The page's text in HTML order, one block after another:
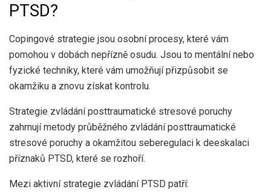
PTSD?
Copingové strategie jsou osobní procesy, které vám
pomohou v dobách nepřízně osudu. Jsou to mentální nebo
fyzické techniky, které vám umožňují přizpůsobit se
okamžiku a znovu získat kontrolu.
Strategie zvládání posttraumatické stresové poruchy
zahrnují metody průběžného zvládání posttraumatické
stresové poruchy a okamžitou seberegulaci k deeskalaci
příznaků PTSD, které se rozhoří.
Mezi aktivní strategie zvládání PTSD patří: